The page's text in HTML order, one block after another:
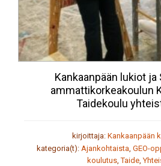
Kankaanpään lukiot ja
ammattikorkeakoulun
Taidekoulu
kirjoittaja: Kankaanpään
kategoria(t): Ajankohtaista, GEO-
koulutus,Taide,